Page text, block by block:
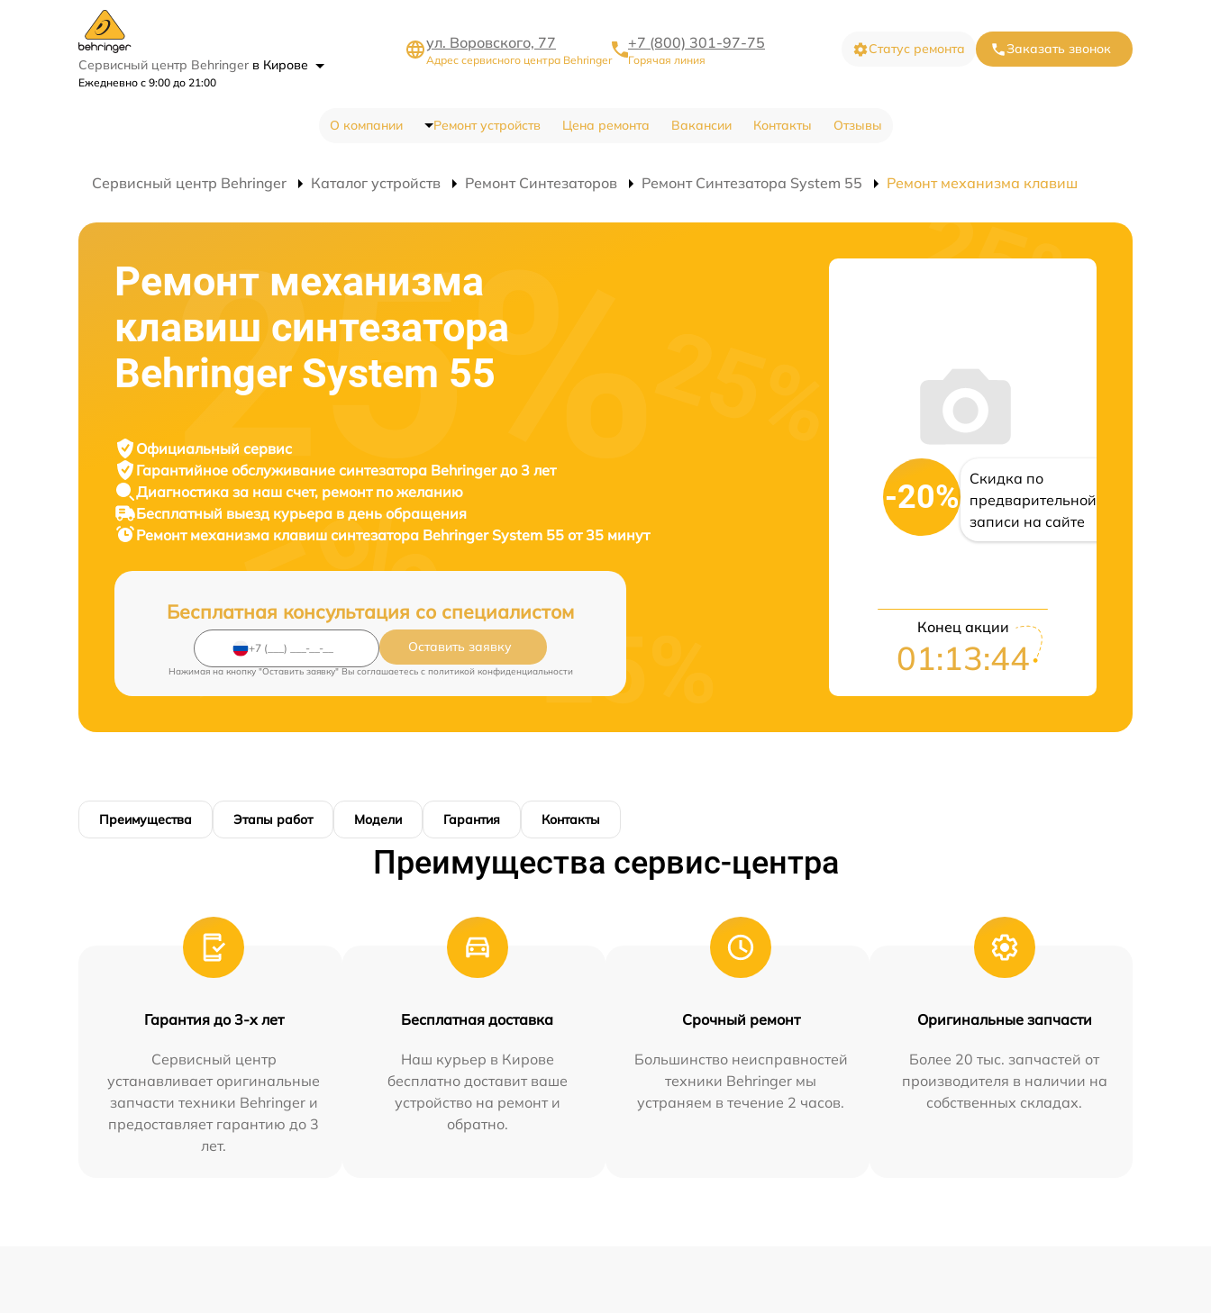
Сервисный центр Behringer в Кирове
Ежедневно с 9:00 до 21:00
ул. Воровского, 77
Адрес сервисного центра Behringer
+7 (800) 301-97-75
Горячая линия
Статус ремонта Заказать звонок
О компании Ремонт устройств Цена ремонта Вакансии Контакты Отзывы
Сервисный центр Behringer Каталог устройств Ремонт Синтезаторов Ремонт Синтезатора System 55 Ремонт механизма клавиш
Ремонт механизма
клавиш синтезатора
Behringer System 55
Официальный сервис
Гарантийное обслуживание синтезатора Behringer до 3 лет
Диагностика за наш счет, ремонт по желанию
Бесплатный выезд курьера в день обращения
Ремонт механизма клавиш синтезатора Behringer System 55 от 35 минут
Бесплатная консультация со специалистом
Оставить заявку
Нажимая на кнопку "Оставить заявку" Вы соглашаетесь c политикой конфиденциальности
-20%
Скидка по
предварительной
записи на сайте
Конец акции
01:13:43
Преимущества Этапы работ Модели Гарантия Контакты
Преимущества сервис-центра
Гарантия до 3-х лет
Сервисный центр
устанавливает оригинальные
запчасти техники Behringer и
предоставляет гарантию до 3
лет.
Бесплатная доставка
Наш курьер в Кирове
бесплатно доставит ваше
устройство на ремонт и
обратно.
Срочный ремонт
Большинство неисправностей
техники Behringer мы
устраняем в течение 2 часов.
Оригинальные запчасти
Более 20 тыс. запчастей от
производителя в наличии на
собственных складах.